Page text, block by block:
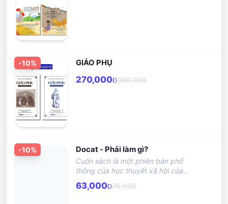
-10% GIÁO PHỤ
270,000Đ300,000
-10% Docat - Phải làm gì?
Cuốn sách là một phiên bản phổ
thông của học thuyết xã hội của
Giáo hội Công giáo đã được khai
triển trong những văn bản trọng yếu
63,000Đ70,000